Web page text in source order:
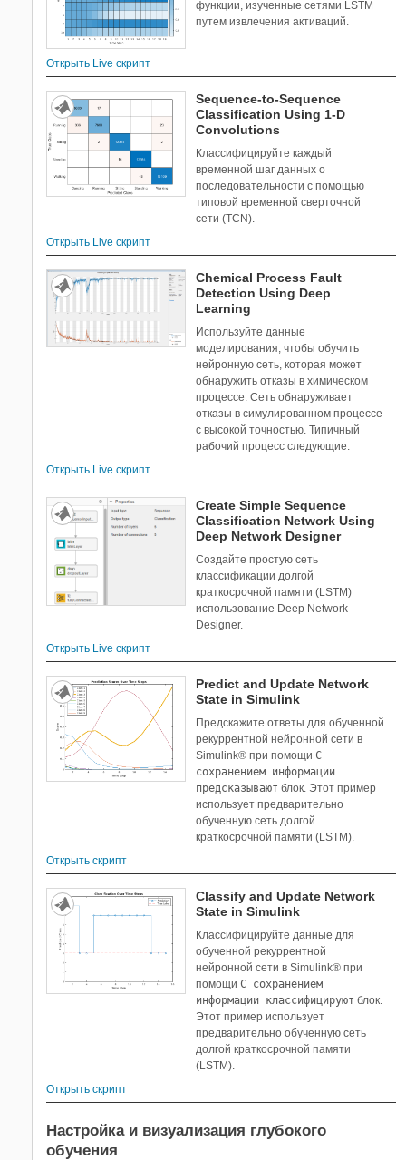
функции, изученные сетями LSTM
путем извлечения активаций.
Открыть Live скрипт
Sequence-to-Sequence
Classification Using 1-D
Convolutions
Классифицируйте каждый
временной шаг данных о
последовательности с помощью
типовой временной сверточной
сети (TCN).
Открыть Live скрипт
Chemical Process Fault
Detection Using Deep
Learning
Используйте данные
моделирования, чтобы обучить
нейронную сеть, которая может
обнаружить отказы в химическом
процессе. Сеть обнаруживает
отказы в симулированном процессе
с высокой точностью. Типичный
рабочий процесс следующие:
Открыть Live скрипт
Create Simple Sequence
Classification Network Using
Deep Network Designer
Создайте простую сеть
классификации долгой
краткосрочной памяти (LSTM)
использование Deep Network
Designer.
Открыть Live скрипт
Predict and Update Network
State in Simulink
Предскажите ответы для обученной
рекуррентной нейронной сети в
Simulink® при помощиС
сохранением информации
предсказывают блок. Этот пример
использует предварительно
обученную сеть долгой
краткосрочной памяти (LSTM).
Открыть скрипт
Classify and Update Network
State in Simulink
Классифицируйте данные для
обученной рекуррентной
нейронной сети в Simulink® при
помощиС сохранением
информации классифицируют блок.
Этот пример использует
предварительно обученную сеть
долгой краткосрочной памяти
(LSTM).
Открыть скрипт
Настройка и визуализация глубокого
обучения